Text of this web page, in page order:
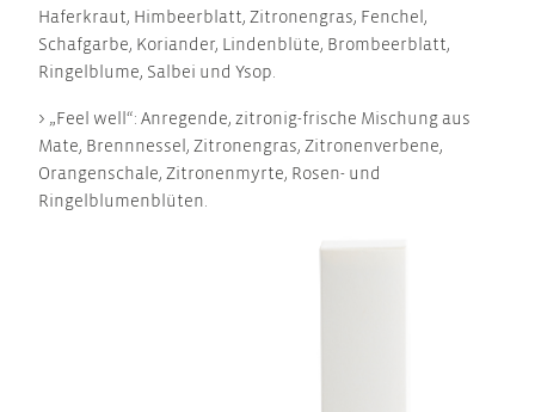
Haferkraut, Himbeerblatt, Zitronengras, Fenchel,
Schafgarbe, Koriander, Lindenblüte, Brombeerblatt,
Ringelblume, Salbei und Ysop.
> „Feel well“: Anregende, zitronig-frische Mischung aus
Mate, Brennnessel, Zitronengras, Zitronenverbene,
Orangenschale, Zitronenmyrte, Rosen- und
Ringelblumenblüten.